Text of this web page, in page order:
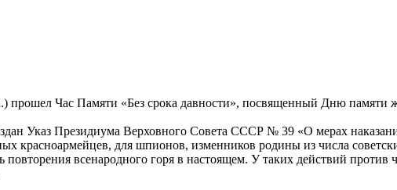
прошел Час Памяти «Без срока давности», посвященный Дню памяти
Указ Президиума Верховного Совета СССР № 39 «О мерах
красноармейцев, для шпионов, изменников родины из числа
повторения всенародного горя в настоящем. У таких действий